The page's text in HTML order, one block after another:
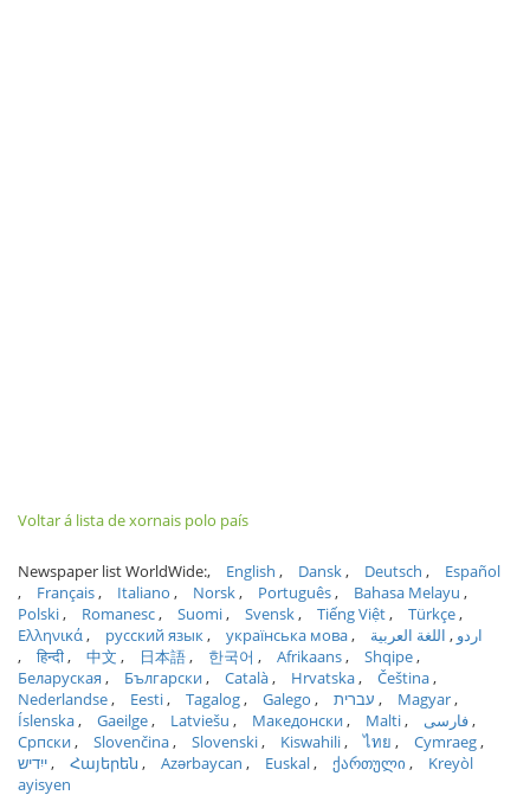
Voltar á lista de xornais polo país
Newspaper list WorldWide: English Dansk Deutsch
Español
Français
Italiano Norsk Português
Bahasa Melayu
Polski
Romanesc Suomi Svensk Tiếng Việt
Türkçe
Ελληνικά
русский язык українська мова اردو
اللغة العربية
हिन्दी
中文 日本語 한국어 Afrikaans
Shqipe
Беларуская
Български Català Hrvatska
Čeština
Nederlandse
Eesti Tagalog Galego עברית
Magyar
Íslenska
Gaeilge Latviešu Македонски Malti
فارسی
Српски
Slovenčina Slovenski Kiswahili ไทย
Cymraeg
ייִדיש
Հայերեն Azərbaycan Euskal ქართული
Kreyòl
ayisyen